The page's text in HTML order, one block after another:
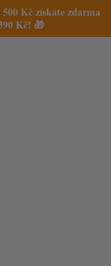
Kč získáte zdarma
Kč! 🎁